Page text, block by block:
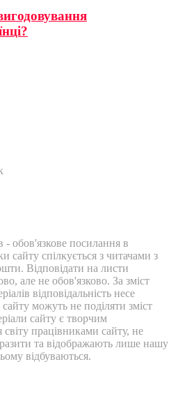
- обов'язкове посилання в
сайту спілкується з читачами з
Відповідати на листи
але не обов'язково. За зміст
відповідальність несе
можуть не поділяти зміст
сайту є творчим
працівниками сайту, не
та відображають лише нашу
відбуваються.